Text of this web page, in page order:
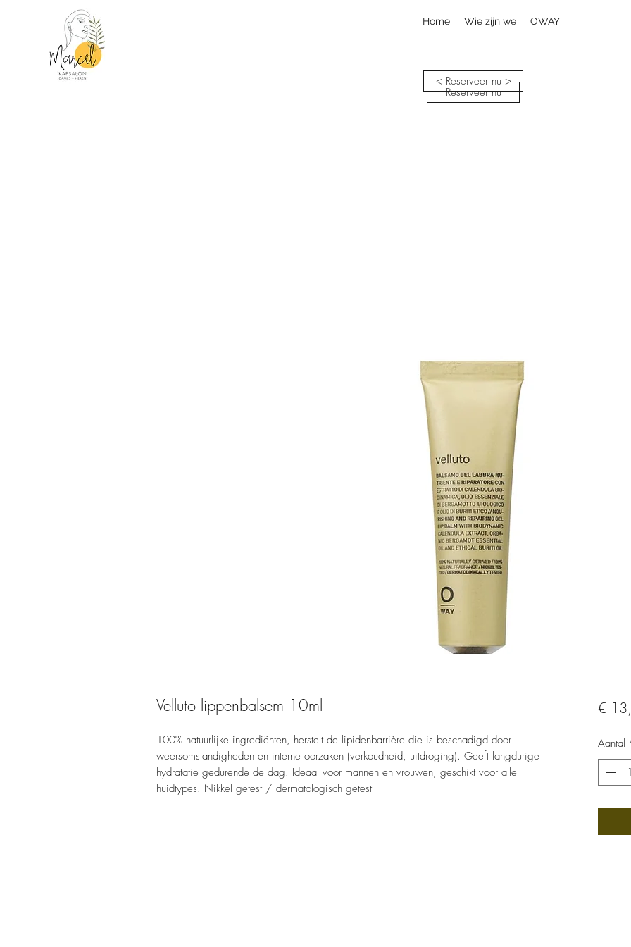
Home Wie zijn we OWAY
< Reserveer nu >
Velluto lippenbalsem 10ml
100% natuurlijke ingrediënten, herstelt de lipidenbarrière die is beschadigd door
weersomstandigheden en interne oorzaken (verkoudheid, uitdroging). Geeft langdurige
hydratatie gedurende de dag. Ideaal voor mannen en vrouwen, geschikt voor alle
huidtypes. Nikkel getest / dermatologisch getest
€
Aantal
Reserveer nu